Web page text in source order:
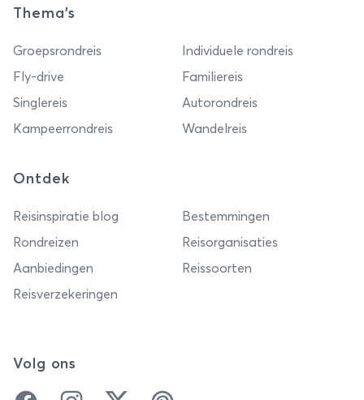
Thema's
Groepsrondreis
Individuele rondreis
Fly-drive
Familiereis
Singlereis
Autorondreis
Kampeerrondreis
Wandelreis
Ontdek
Reisinspiratie blog
Bestemmingen
Rondreizen
Reisorganisaties
Aanbiedingen
Reissoorten
Reisverzekeringen
Volg ons